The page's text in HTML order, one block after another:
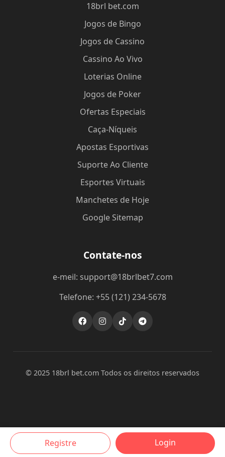
18brl bet.com
Jogos de Bingo
Jogos de Cassino
Cassino Ao Vivo
Loterias Online
Jogos de Poker
Ofertas Especiais
Caça-Níqueis
Apostas Esportivas
Suporte Ao Cliente
Esportes Virtuais
Manchetes de Hoje
Google Sitemap
Contate-nos
e-meil: support@18brlbet7.com
Telefone: +55 (121) 234-5678
© 2025 18brl bet.com Todos os direitos reservados
Registre Login